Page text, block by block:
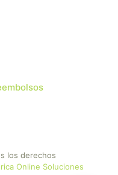
los derechos
Online Soluciones